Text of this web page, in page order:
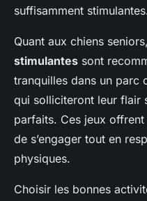
suffisamment
Quant aux chiens
stimulantes sont
tranquilles dans un parc
qui solliciteront leur flair
parfaits. Ces jeux offrent
de s’engager tout en
physiques.
Choisir les bonnes